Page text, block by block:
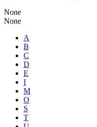
None
None
A
B
C
D
E
I
M
O
S
T